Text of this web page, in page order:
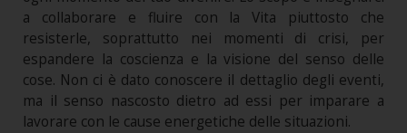
a collaborare e fluire con la Vita piuttosto che
resisterle, soprattutto nei momenti di crisi, per
espandere la coscienza e la visione del senso delle
cose. Non ci è dato conoscere il dettaglio degli eventi,
ma il senso nascosto dietro ad essi per imparare a
lavorare con le cause energetiche delle situazioni.